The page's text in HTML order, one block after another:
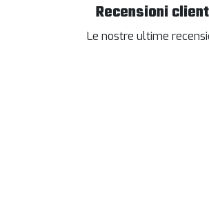
Recensioni
Le nostre ultime